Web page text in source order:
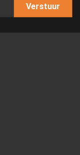
Verstuur